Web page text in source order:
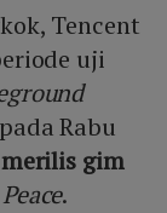
Tencent
uji
Rabu
gim
.